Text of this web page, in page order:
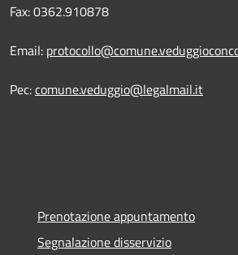
Fax: 0362.910878
Email:
Pec:comune.veduggio@legalmail.it
Prenotazione appuntamento
Segnalazione disservizio